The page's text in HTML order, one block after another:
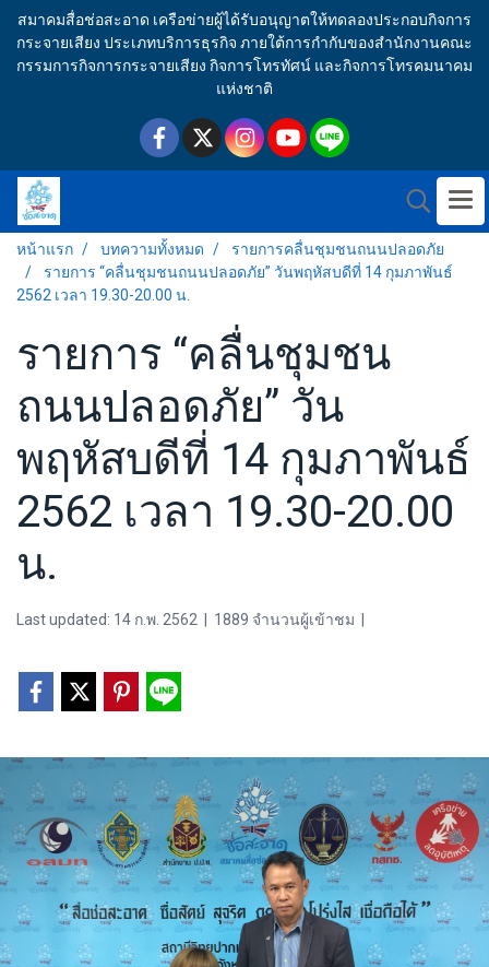
สมาคมสื่อช่อสะอาด เครือข่ายผู้ได้รับอนุญาตให้ทดลองประกอบกิจการ
กระจายเสียง ประเภทบริการธุรกิจ ภายใต้การกำกับของสำนักงานคณะ
กรรมการกิจการกระจายเสียง กิจการโทรทัศน์ และกิจการโทรคมนาคม
แห่งชาติ
หน้าแรก บทความทั้งหมด
รายการคลื่นชุมชนถนนปลอดภัย
รายการ “คลื่นชุมชนถนนปลอดภัย” วันพฤหัสบดีที่ 14 กุมภาพันธ์
2562 เวลา 19.30-20.00 น.
รายการ “คลื่นชุมชน
ถนนปลอดภัย” วัน
พฤหัสบดีที่ 14 กุมภาพันธ์
2562 เวลา 19.30-20.00
น.
Last updated: 14 ก.พ. 2562 1889 จำนวนผู้เข้าชม